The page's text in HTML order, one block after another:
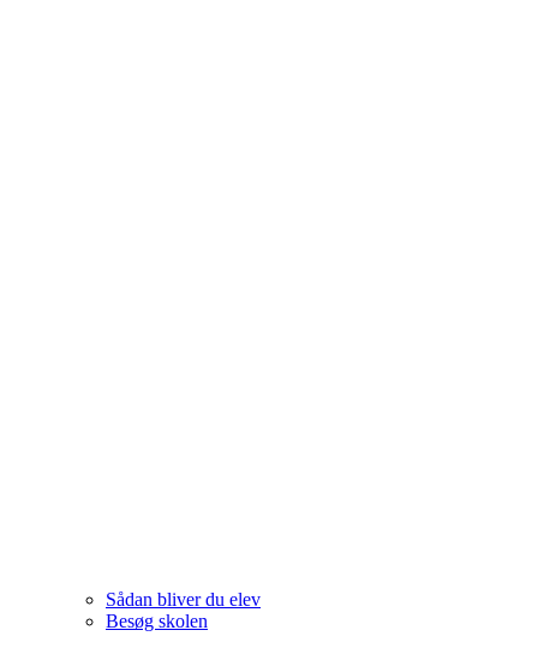
Sådan bliver du elev
Besøg skolen